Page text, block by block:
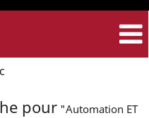
pour "Automation ET